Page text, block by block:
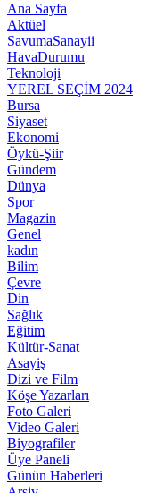
Ana Sayfa
Aktüel
SavumaSanayii
HavaDurumu
Teknoloji
YEREL SEÇİM 2024
Bursa
Siyaset
Ekonomi
Öykü-Şiir
Gündem
Dünya
Spor
Magazin
Genel
kadın
Bilim
Çevre
Din
Sağlık
Eğitim
Kültür-Sanat
Asayiş
Dizi ve Film
Köşe Yazarları
Foto Galeri
Video Galeri
Biyografiler
Üye Paneli
Günün Haberleri